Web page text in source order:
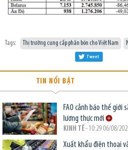
Tags: Thị trường cung cấp phân bón cho Việt Nam
Tweet
TIN NỔI BẬT
FAO cảnh báo thế giới
lương thực mới
KINH TẾ- 10:29 06/08/
Xuất khẩu điện thoại